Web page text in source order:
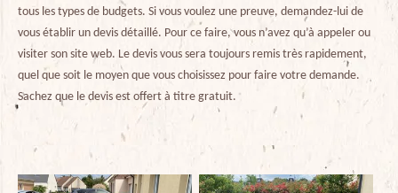
tous les types de budgets. Si vous voulez une preuve, demandez-lui de
vous établir un devis détaillé. Pour ce faire, vous n’avez qu’à appeler ou
visiter son site web. Le devis vous sera toujours remis très rapidement,
quel que soit le moyen que vous choisissez pour faire votre demande.
Sachez que le devis est offert à titre gratuit.